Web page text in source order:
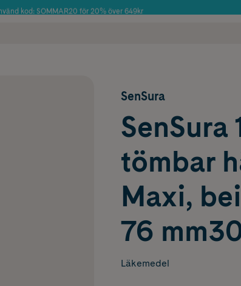
kod: SOMMAR20 för 20% över 649kr
SenSura
SenSura
tömbar
Maxi,
76
Läkemedel